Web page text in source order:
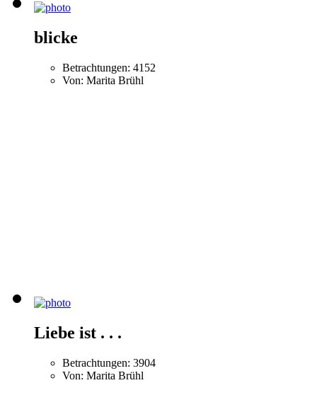
blicke
Betrachtungen: 4152
Von: Marita Brühl
Liebe ist . . .
Betrachtungen: 3904
Von: Marita Brühl